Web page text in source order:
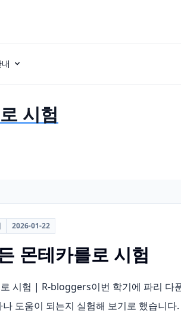
시험
2026-01-22
몬테카를로 시험
시험 | R-bloggers이번 학기에 파리 다
도움이 되는지 실험해 보기로 했습니